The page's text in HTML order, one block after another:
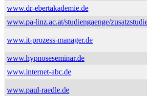
www.dr-ebertakademie.de
www.pa-linz.ac.at/studiengaenge/
www.it-prozess-manager.de
www.hypnoseseminar.de
www.internet-abc.de
www.paul-raedle.de